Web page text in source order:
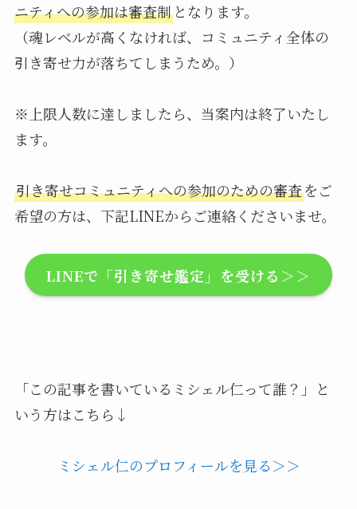
ニティへの参加は審査制となります。
（魂レベルが高くなければ、コミュニティ全体の
引き寄せ力が落ちてしまうため。）
※上限人数に達しましたら、当案内は終了いたし
ます。
引き寄せコミュニティへの参加のための審査をご
希望の方は、下記LINEからご連絡くださいませ。
LINEで「引き寄せ鑑定」を受ける＞＞
「この記事を書いているミシェル仁って誰？」と
いう方はこちら↓
ミシェル仁のプロフィールを見る＞＞